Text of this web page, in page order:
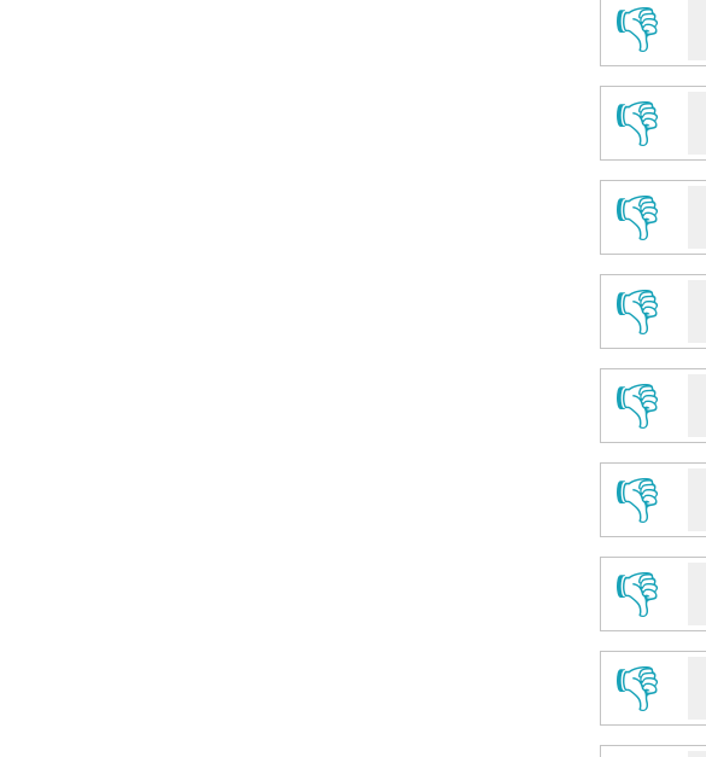
👎
👎
👎
👎
👎
👎
👎
👎